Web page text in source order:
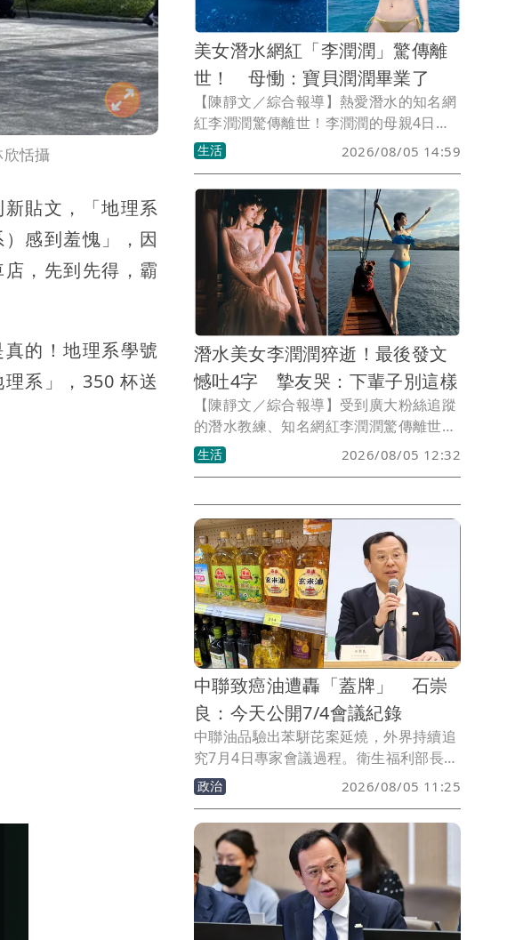
恬攝
貼文，「地理系
感到羞愧」，因
，先到先得，霸
的！地理系學號
系」，350 杯送
美女潛水網紅「李潤潤」驚傳離
世！ 母慟：寶貝潤潤畢業了
【陳靜文／綜合報導】熱愛潛水的知名網
紅李潤潤驚傳離世！李潤潤的母親4日透
過她的臉書發文，悲慟表示「寶貝潤潤畢
業了」，並已低調完成追思禮拜，李母向
向遠道來參加追思禮拜的親友們致謝，
「我都替她記著，日後有機會，再替她回
報給你們」，不過並未透露死因。
生活 2026/08/05 14:59
潛水美女李潤潤猝逝！最後發文
憾吐4字 摯友哭：下輩子別這樣
【陳靜文／綜合報導】受到廣大粉絲追蹤
的潛水教練、知名網紅李潤潤驚傳離世，
家屬並未透露死因，李潤潤臉書13天前分
享一則10年前貼文，似乎略顯感傷寫下
字片語。由於離世消息太突然，許多朋
友、粉絲紛紛悲傷表示難以置信。
生活 2026/08/05 12:32
中聯致癌油遭轟「蓋牌」 石崇
良：今天公開7/4會議紀錄
中聯油品驗出苯駢芘案延燒，外界持續追
究7月4日專家會議過程。衛生福利部長石
崇良今天表示，日前已經全部送交檢調機
關查明，以正視聽，並允諾今天公開所有
會議紀錄。
政治 2026/08/05 11:25